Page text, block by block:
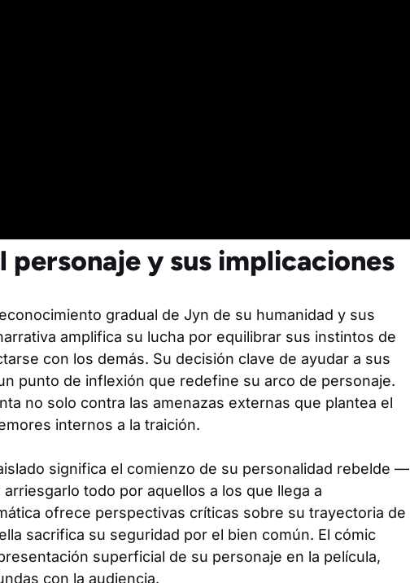
personaje y sus implicaciones
gradual de Jyn de su humanidad y sus
amplifica su lucha por equilibrar sus instintos de
con los demás. Su decisión clave de ayudar a sus
punto de inflexión que redefine su arco de personaje.
no solo contra las amenazas externas que plantea el
internos a la traición.
significa el comienzo de su personalidad rebelde —
todo por aquellos a los que llega a
ofrece perspectivas críticas sobre su trayectoria de
sacrifica su seguridad por el bien común. El cómic
superficial de su personaje en la película,
con la audiencia.